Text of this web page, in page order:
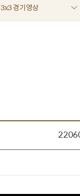
3x3 경기영상